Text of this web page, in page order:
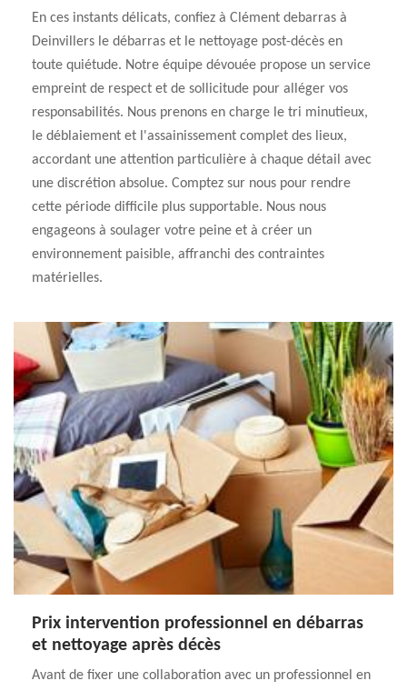
En ces instants délicats, confiez à Clément debarras à
Deinvillers le débarras et le nettoyage post-décès en
toute quiétude. Notre équipe dévouée propose un service
empreint de respect et de sollicitude pour alléger vos
responsabilités. Nous prenons en charge le tri minutieux,
le déblaiement et l'assainissement complet des lieux,
accordant une attention particulière à chaque détail avec
une discrétion absolue. Comptez sur nous pour rendre
cette période difficile plus supportable. Nous nous
engageons à soulager votre peine et à créer un
environnement paisible, affranchi des contraintes
matérielles.
Prix intervention professionnel en débarras
et nettoyage après décès
Avant de fixer une collaboration avec un professionnel en